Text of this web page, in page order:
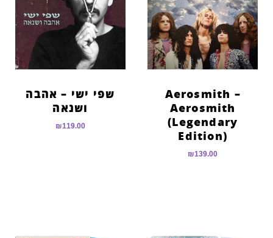
Aerosmith –
Aerosmith
(Legendary
Edition)
₪139.00
שפי ישי – אהבה
ושנאה
₪119.00